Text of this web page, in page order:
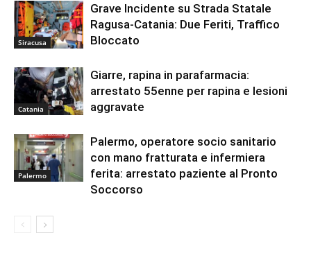
Siracusa
Grave Incidente su Strada Statale
Ragusa-Catania: Due Feriti, Traffico
Bloccato
Catania
Giarre, rapina in parafarmacia:
arrestato 55enne per rapina e lesioni
aggravate
Palermo
Palermo, operatore socio sanitario
con mano fratturata e infermiera
ferita: arrestato paziente al Pronto
Soccorso